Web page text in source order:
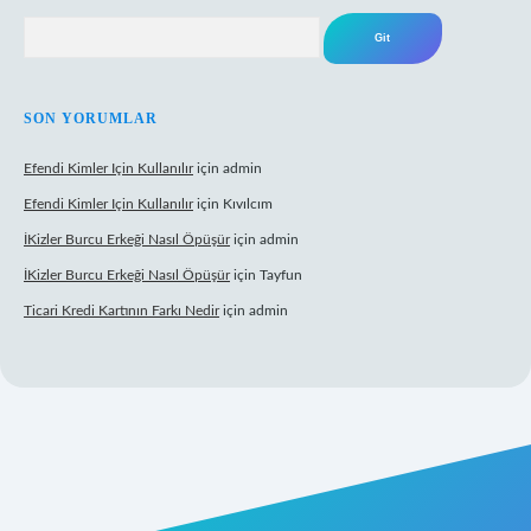
SON YORUMLAR
Efendi Kimler Için Kullanılıriçin admin
Efendi Kimler Için Kullanılıriçin Kıvılcım
İKizler Burcu Erkeği Nasıl Öpüşüriçin admin
İKizler Burcu Erkeği Nasıl Öpüşüriçin Tayfun
Ticari Kredi Kartının Farkı Nediriçin admin